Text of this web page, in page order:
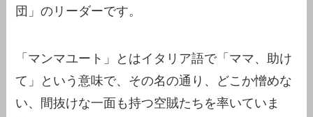
団」のリーダーです。
「マンマユート」とはイタリア語で「ママ、助け
て」という意味で、その名の通り、どこか憎めな
い、間抜けな一面も持つ空賊たちを率いていま